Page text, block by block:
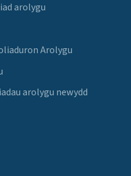
arolygu
Arolygu
arolygu newydd